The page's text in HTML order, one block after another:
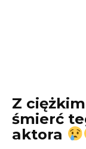
Z
śmierć
aktora